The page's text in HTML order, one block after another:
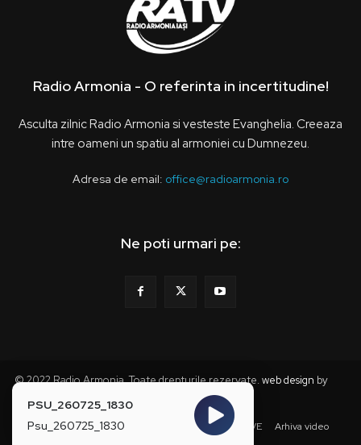
Radio Armonia - O referinta in incertitudine!
Asculta zilnic Radio Armonia si vesteste Evanghelia. Creeaza
intre oameni un spatiu al armoniei cu Dumnezeu.
Adresa de email: office@radioarmonia.ro
Ne poti urmari pe:
© 2022 Radio Armonia. Toate drepturile rezervate. web design by
Acasa Anunturi Grila Programe Stiri LIVE Arhiva video
PSU_260725_1830
Psu_260725_1830